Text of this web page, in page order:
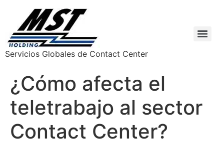
Servicios Globales de Contact Center
¿Cómo afecta el
teletrabajo al sector
Contact Center?